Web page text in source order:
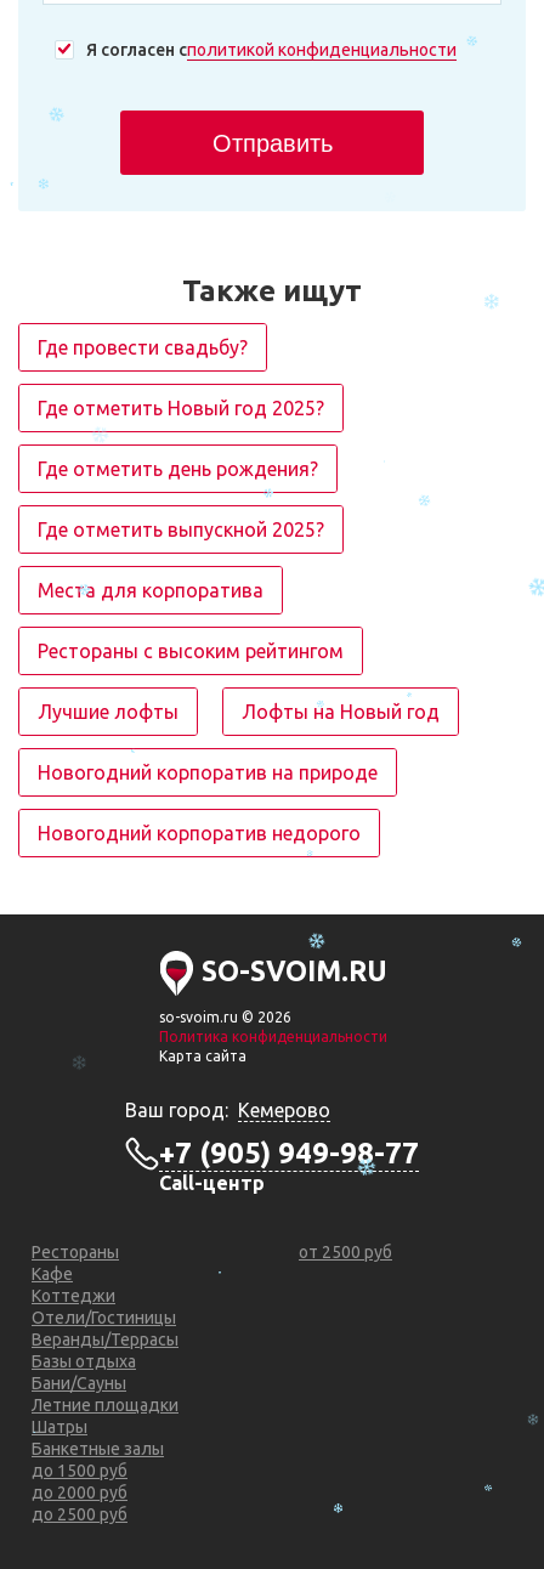
Я согласен сполитикой конфиденциальности
Отправить
Также ищут
Где провести свадьбу?
Где отметить Новый год 2025?
Где отметить день рождения?
Где отметить выпускной 2025?
Места для корпоратива
Рестораны с высоким рейтингом
Лучшие лофты Лофты на Новый год
Новогодний корпоратив на природе
Новогодний корпоратив недорого
SO-SVOIM.RU
so-svoim.ru © 2026
Политика конфиденциальности
Карта сайта
Ваш город: Кемерово
+7 (905) 949-98-77
Call-центр
Рестораны
Кафе
Коттеджи
Отели/Гостиницы
Веранды/Террасы
Базы отдыха
Бани/Сауны
Летние площадки
Шатры
Банкетные залы
до 1500 руб
до 2000 руб
до 2500 руб
от 2500 руб